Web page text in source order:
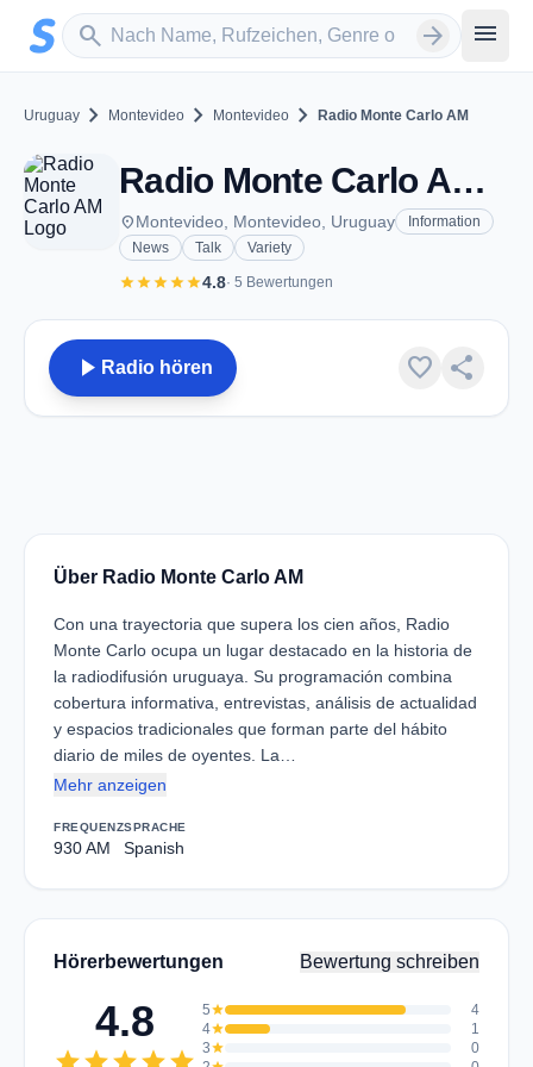
Zum Hauptinhalt springen
search
Sender suchen arrow_forward menu
Uruguay chevron_right Montevideo chevron_right Montevideo chevron_right Radio Monte Carlo AM
Radio Monte Carlo AM - AM 930 - Montevideo
placeMontevideo, Montevideo, Uruguay
Information
News
Talk Variety
starstarstarstarstar4.8· 5 Bewertungen
play_arrow Radio hören favorite share
Über Radio Monte Carlo AM
Con una trayectoria que supera los cien años, Radio
Monte Carlo ocupa un lugar destacado en la historia de
la radiodifusión uruguaya. Su programación combina
cobertura informativa, entrevistas, análisis de actualidad
y espacios tradicionales que forman parte del hábito
diario de miles de oyentes. La…
Mehr anzeigen
FREQUENZ
930 AM
SPRACHE
Spanish
Hörerbewertungen Bewertung schreiben
4.8 5star
4
4star
1
3star
0